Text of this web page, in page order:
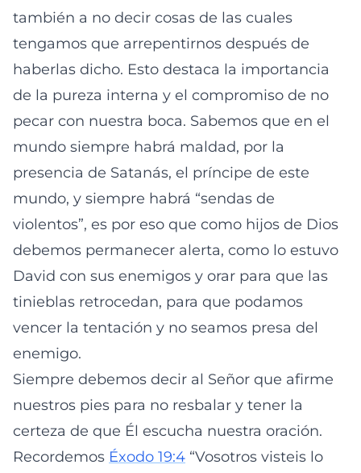
también a no decir cosas de las cuales
tengamos que arrepentirnos después de
haberlas dicho. Esto destaca la importancia
de la pureza interna y el compromiso de no
pecar con nuestra boca. Sabemos que en el
mundo siempre habrá maldad, por la
presencia de Satanás, el príncipe de este
mundo, y siempre habrá “sendas de
violentos”, es por eso que como hijos de Dios
debemos permanecer alerta, como lo estuvo
David con sus enemigos y orar para que las
tinieblas retrocedan, para que podamos
vencer la tentación y no seamos presa del
enemigo.
Siempre debemos decir al Señor que afirme
nuestros pies para no resbalar y tener la
certeza de que Él escucha nuestra oración.
Recordemos Éxodo 19:4 “Vosotros visteis lo